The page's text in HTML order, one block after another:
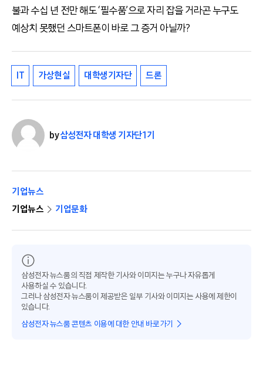
불과 수십 년 전만 해도 ‘필수품’으로 자리 잡을 거라곤 누구도
예상치 못했던 스마트폰이 바로 그 증거 아닐까?
IT 가상현실 대학생기자단 드론
by삼성전자 대학생 기자단 1기
기업뉴스
기업뉴스
기업문화
삼성전자 뉴스룸의 직접 제작한 기사와 이미지는 누구나 자유롭게
사용하실 수 있습니다.
그러나 삼성전자 뉴스룸이 제공받은 일부 기사와 이미지는 사용에 제한이
있습니다.
삼성전자 뉴스룸 콘텐츠 이용에 대한 안내 바로가기